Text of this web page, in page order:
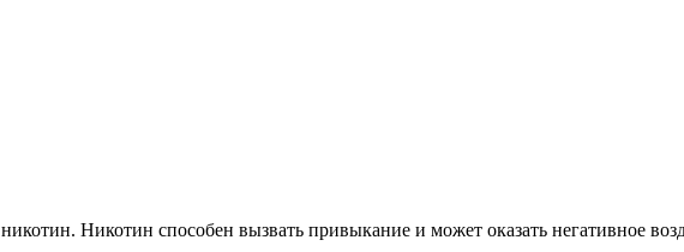
Никотин способен вызвать привыкание и может оказать негативное